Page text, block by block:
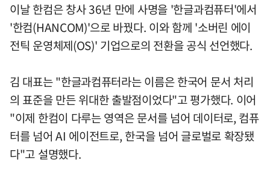
이날 한컴은 창사 36년 만에 사명을 '한글과컴퓨터'에서
'한컴(HANCOM)'으로 바꿨다. 이와 함께 '소버린 에이
전틱 운영체제(OS)' 기업으로의 전환을 공식 선언했다.
김 대표는 "한글과컴퓨터라는 이름은 한국어 문서 처리
의 표준을 만든 위대한 출발점이었다"고 평가했다. 이어
"이제 한컴이 다루는 영역은 문서를 넘어 데이터로, 컴퓨
터를 넘어 AI 에이전트로, 한국을 넘어 글로벌로 확장됐
다"고 설명했다.